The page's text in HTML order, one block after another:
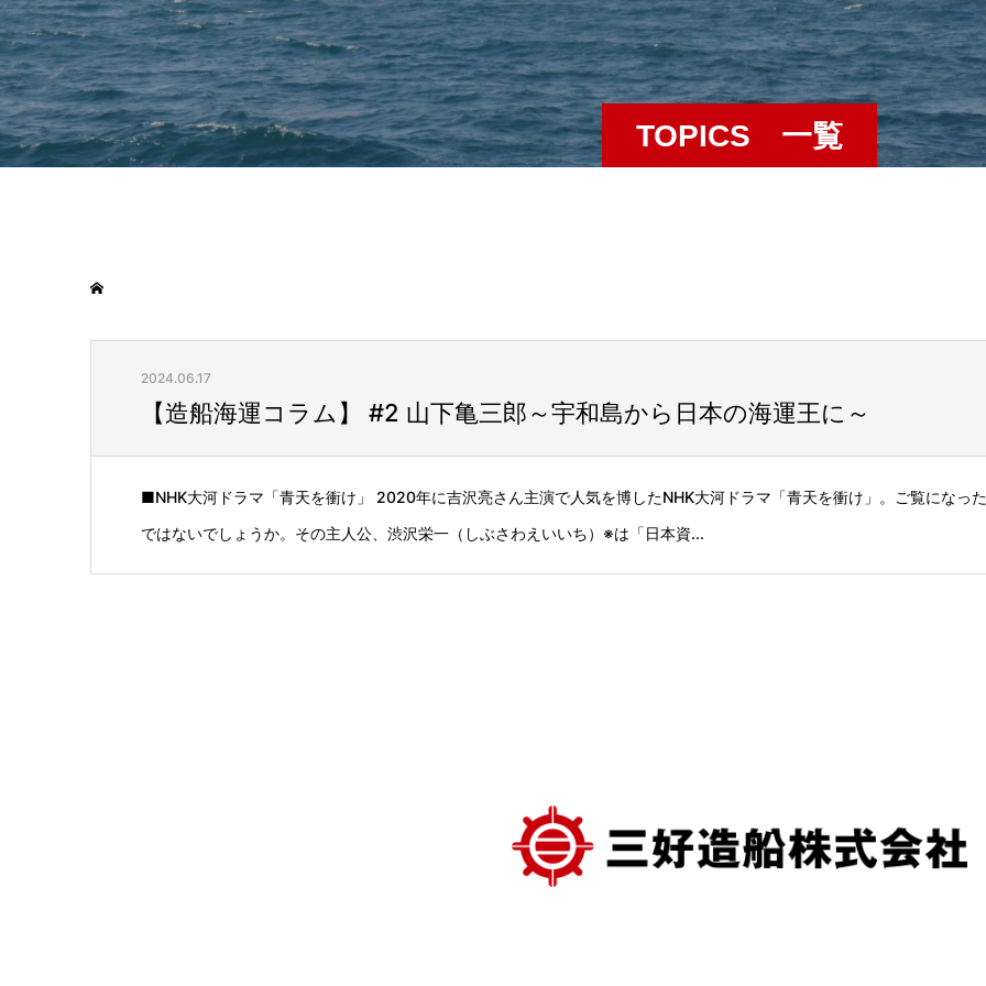
TOPICS 一覧
2024.06.17
【造船海運コラム】 #2 山下亀三郎～宇和島から日本の海運王に～
■NHK大河ドラマ「青天を衝け」 2020年に吉沢亮さん主演で人気を博したNHK大河ドラマ「青天を衝け」。ご覧になっ
ではないでしょうか。その主人公、渋沢栄一（しぶさわえいいち）※は「日本資...